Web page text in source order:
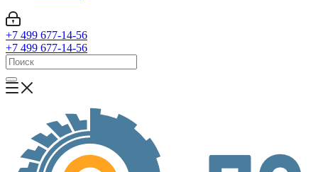
+7 499 677-14-56
+7 499 677-14-56